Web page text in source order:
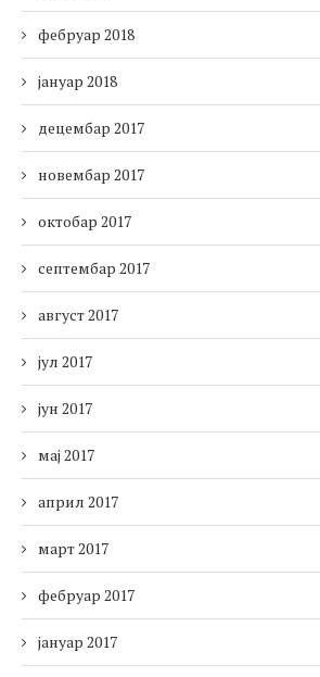
фебруар 2018
јануар 2018
децембар 2017
новембар 2017
октобар 2017
септембар 2017
август 2017
јул 2017
јун 2017
мај 2017
април 2017
март 2017
фебруар 2017
јануар 2017